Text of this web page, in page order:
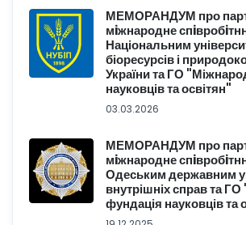
МЕМОРАНДУМ про
мiжнародне
Національним
біоресурсів і
України та ГО
науковців та освітян"
03.03.2026
МЕМОРАНДУМ про
мiжнародне
Одеським державним
внутрішніх справ та
фундація науковців та